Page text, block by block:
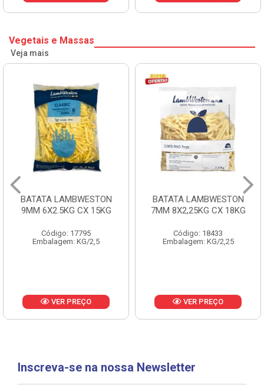
Vegetais e Massas
Veja mais
BATATA LAMBWESTON
9MM 6X2.5KG CX 15KG
Código: 17795
Embalagem: KG/2,5
VER PREÇO
BATATA LAMBWESTON
7MM 8X2,25KG CX 18KG
Código: 18433
Embalagem: KG/2,25
VER PREÇO
Inscreva-se na nossa Newsletter